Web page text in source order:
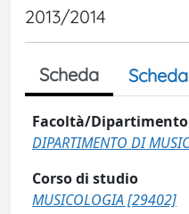
2013/2014
Scheda
Facoltà/Dipartimento
DIPARTIMENTO DI
Corso di studio
MUSICOLOGIA [29402]